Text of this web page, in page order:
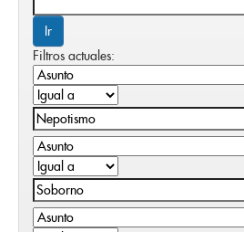
Filtros actuales: